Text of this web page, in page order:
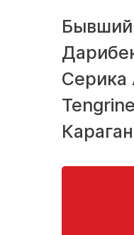
Бывший
Серика